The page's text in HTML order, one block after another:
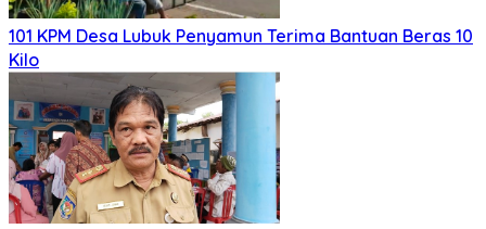
101 KPM Desa Lubuk Penyamun Terima Bantuan Beras 10
Kilo